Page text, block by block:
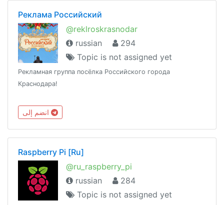
Реклама Российский
@reklroskrasnodar
russian
294
Topic is not assigned yet
Рекламная группа посёлка Российского города
Краснодара!
Raspberry Pi [Ru]
@ru_raspberry_pi
russian
284
Topic is not assigned yet